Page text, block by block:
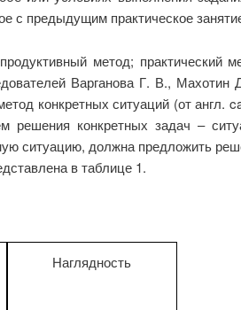
с предыдущим практическое
метод; практический
Варганова Г. В., Махотин
конкретных ситуаций (от англ.
решения конкретных задач –
ситуацию, должна предложить
в таблице 1.
Наглядность